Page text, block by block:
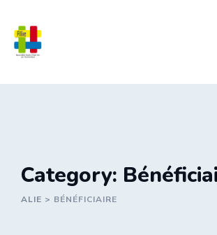
content
Category:
ALIE > BÉNÉFICIAIRE